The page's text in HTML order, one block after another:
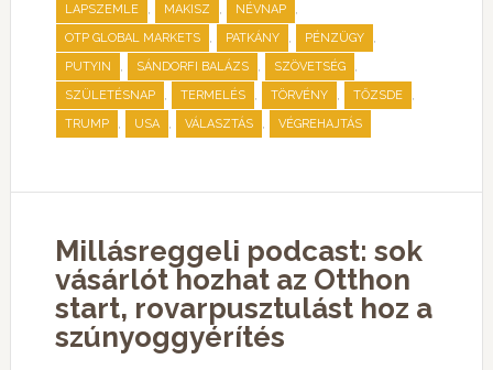
LAPSZEMLE , MAKISZ , NÉVNAP ,
OTP GLOBAL MARKETS , PATKÁNY , PÉNZÜGY ,
PUTYIN , SÁNDORFI BALÁZS , SZÖVETSÉG ,
SZÜLETÉSNAP , TERMELÉS , TÖRVÉNY , TŐZSDE ,
TRUMP , USA , VÁLASZTÁS , VÉGREHAJTÁS
Millásreggeli podcast: sok
vásárlót hozhat az Otthon
start, rovarpusztulást hoz a
szúnyoggyérítés